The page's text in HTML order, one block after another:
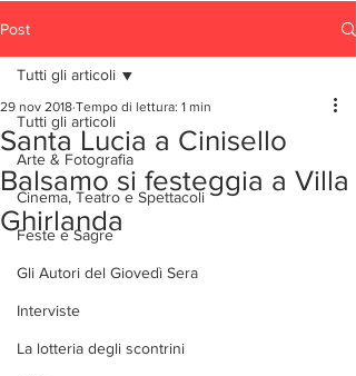
Post
Tutti gli articoli
Arte & Fotografia
Cinema, Teatro e Spettacoli
Feste e Sagre
Gli Autori del Giovedì Sera
Interviste
La lotteria degli scontrini
Tutti gli articoli
Santa Lucia a Cinisello
Balsamo si festeggia a Villa
Ghirlanda
29 nov 2018 Tempo di lettura: 1 min